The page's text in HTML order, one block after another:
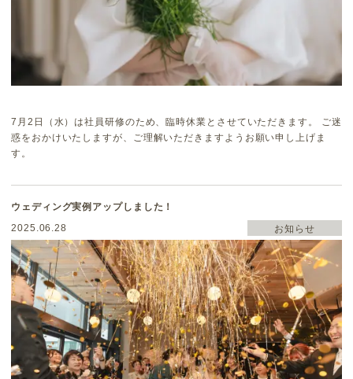
7月2日（水）は社員研修のため、臨時休業とさせていただきます。 ご迷
惑をおかけいたしますが、ご理解いただきますようお願い申し上げま
す。
ウェディング実例アップしました！
2025.06.28
お知らせ